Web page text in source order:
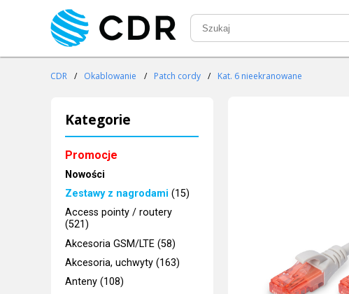
CDR / Okablowanie / Patch cordy / Kat. 6 nieekranowane
Kategorie
Promocje
Nowości
Zestawy z nagrodami (15)
Access pointy / routery
(521)
Akcesoria GSM/LTE (58)
Akcesoria, uchwyty (163)
Anteny (108)